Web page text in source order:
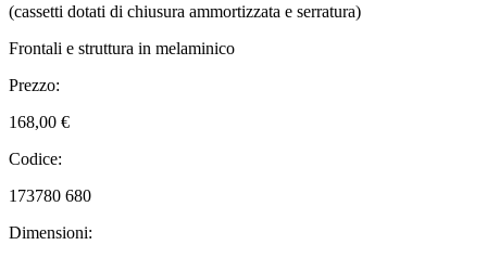
(cassetti dotati di chiusura ammortizzata e serratura)
Frontali e struttura in melaminico
Prezzo:
168,00 €
Codice:
173780 680
Dimensioni: